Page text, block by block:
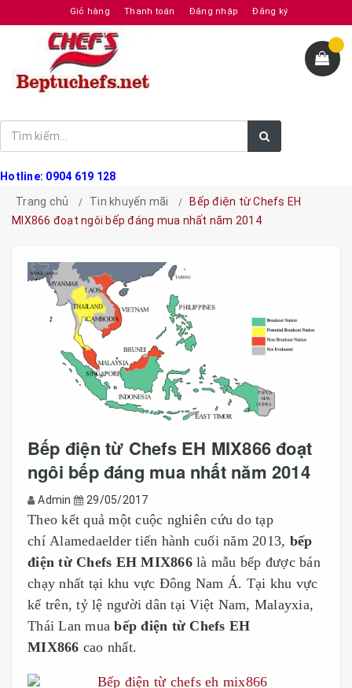
Giỏ hàng Thanh toán Đăng nhập Đăng ký
Hotline: 0904 619 128
Trang chủ
Tin khuyến mãi
Bếp điện từ Chefs EH
MIX866 đoạt ngôi bếp đáng mua nhất năm 2014
Bếp điện từ Chefs EH MIX866 đoạt
ngôi bếp đáng mua nhất năm 2014
Admin 29/05/2017
Theo kết quả một cuộc nghiên cứu do tạp
chí Alamedaelder tiến hành cuối năm 2013, bếp
điện từ Chefs EH MIX866là mẫu bếp được bán
chạy nhất tại khu vực Đông Nam Á. Tại khu vực
kể trên, tỷ lệ người dân tại Việt Nam, Malayxia,
Thái Lan muabếp điện từ Chefs EH
MIX866 cao nhất.